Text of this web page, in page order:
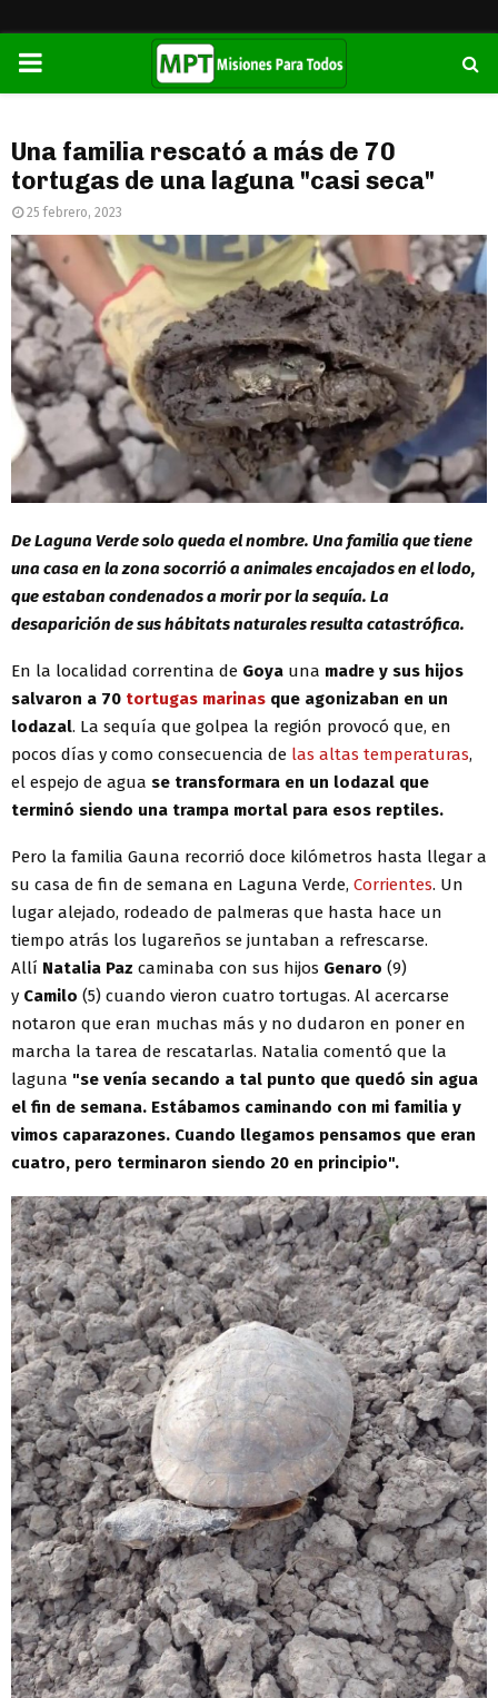
PRIMARY
Una familia rescató a más de 70
tortugas de una laguna "casi seca"
25 febrero, 2023
De Laguna Verde solo queda el nombre. Una familia que tiene
una casa en la zona socorrió a animales encajados en el lodo,
que estaban condenados a morir por la sequía. La
desaparición de sus hábitats naturales resulta catastrófica.
En la localidad correntina de Goya una madre y sus hijos
salvaron a 70 tortugas marinas que agonizaban en un
lodazal. La sequía que golpea la región provocó que, en
pocos días y como consecuencia de las altas temperaturas,
el espejo de agua se transformara en un lodazal que
terminó siendo una trampa mortal para esos reptiles.
Pero la familia Gauna recorrió doce kilómetros hasta llegar a
su casa de fin de semana en Laguna Verde, Corrientes. Un
lugar alejado, rodeado de palmeras que hasta hace un
tiempo atrás los lugareños se juntaban a refrescarse.
Allí Natalia Paz caminaba con sus hijos Genaro (9)
y Camilo (5) cuando vieron cuatro tortugas. Al acercarse
notaron que eran muchas más y no dudaron en poner en
marcha la tarea de rescatarlas. Natalia comentó que la
laguna "se venía secando a tal punto que quedó sin agua
el fin de semana. Estábamos caminando con mi familia y
vimos caparazones. Cuando llegamos pensamos que eran
cuatro, pero terminaron siendo 20 en principio".